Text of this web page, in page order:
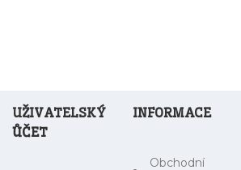
UŽIVATELSKÝ
ŮČET
INFORMACE
Obchodní